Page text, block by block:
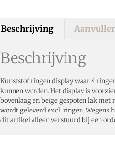
Beschrijving
Beschrijving
Kunststof ringen display waar 4
kunnen worden. Het display is
bovenlaag en beige gespoten lak
wordt geleverd excl. ringen. Wegens
dit artikel alleen verstuurd bij een